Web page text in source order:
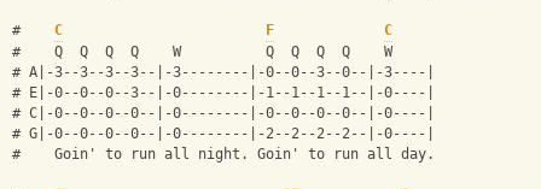
# C F
C
#    Q  Q  Q  Q    W          Q  Q  Q  Q    W
# A|-3--3--3--3--|-3--------|-0--0--3--0--|-3----|
# E|-0--0--0--3--|-0--------|-1--1--1--1--|-0----|
# C|-0--0--0--0--|-0--------|-0--0--0--0--|-0----|
# G|-0--0--0--0--|-0--------|-2--2--2--2--|-0----|
#    Goin' to run all night. Goin' to run all day.